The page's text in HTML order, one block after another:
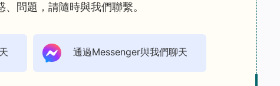
問題，請隨時與我們聯繫。
通過Messenger與我們聊天